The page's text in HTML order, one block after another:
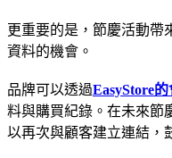
更重要的是，節慶活動帶
資料的機會。
品牌可以透過EasyStore
料與購買紀錄。在未來節
以再次與顧客建立連結，